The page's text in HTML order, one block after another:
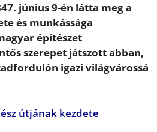
június 9-én látta meg a
és munkássága
építészet
szerepet játszott abban,
igazi világvárossá
útjának kezdete